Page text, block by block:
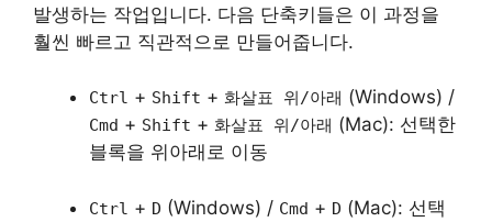
발생하는 작업입니다. 다음 단축키들은 이 과정을
훨씬 빠르고 직관적으로 만들어줍니다.
Ctrl + Shift + 화살표 위/아래 (Windows) /
Cmd + Shift + 화살표 위/아래 (Mac): 선택한
블록을 위아래로 이동
Ctrl + D (Windows) / Cmd + D (Mac): 선택